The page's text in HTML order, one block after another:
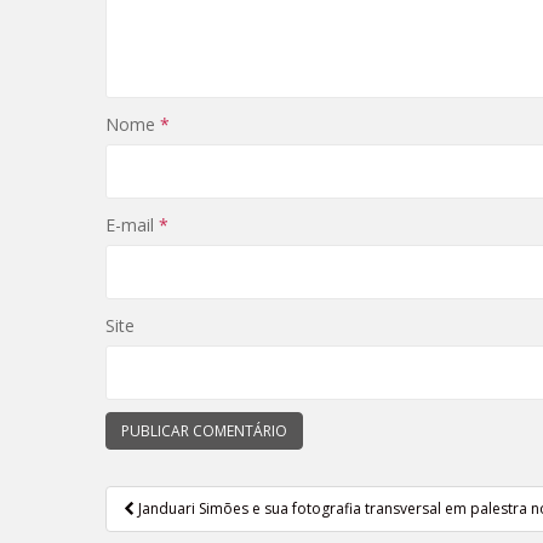
Nome *
E-mail *
Site
Navegação de Post
Janduari Simões e sua fotografia transversal em palestra